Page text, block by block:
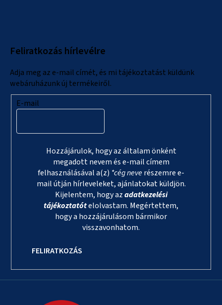
Feliratkozás hírlevélre
Adja meg az e-mail címét, és mi tájékoztatást küldünk
webáruházunk új termékeiről.
E-mail
Hozzájárulok, hogy az általam önként
megadott nevem és e-mail címem
felhasználásával a(z) *cég neverészemre e-
mail útján hírleveleket, ajánlatokat küldjön.
Kijelentem, hogy azadatkezelési
tájékoztatótelolvastam. Megértettem,
hogy a hozzájárulásom bármikor
visszavonhatom.
FELIRATKOZÁS